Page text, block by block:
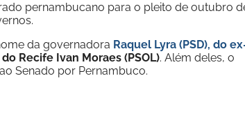
pernambucano para o pleito de outubro
da governadora Raquel Lyra (PSD), do
Recife Ivan Moraes (PSOL). Além deles, o
Senado por Pernambuco.